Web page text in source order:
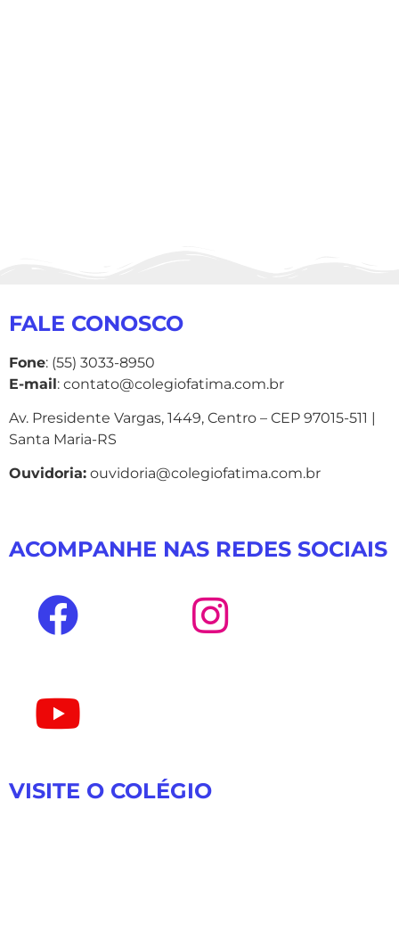
FALE CONOSCO
Fone: (55) 3033-8950
E-mail: contato@colegiofatima.com.br
Av. Presidente Vargas, 1449, Centro – CEP 97015-511 |
Santa Maria-RS
Ouvidoria: ouvidoria@colegiofatima.com.br
ACOMPANHE NAS REDES SOCIAIS
VISITE O COLÉGIO